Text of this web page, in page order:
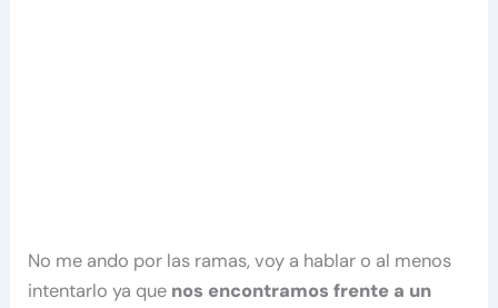
No me ando por las ramas, voy a hablar o al menos
intentarlo ya que nos encontramos frente a un